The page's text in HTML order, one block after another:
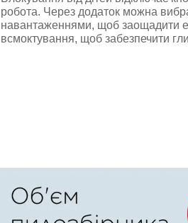
робота. Через додаток можна
навантаженнями, щоб заощадити
всмоктування, щоб забезпечити